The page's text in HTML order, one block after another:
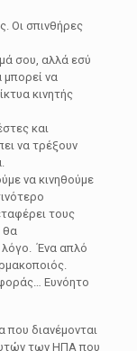
Οι σπινθήρες
σου, αλλά εσύ
να
κινητής
και
να τρέξουν
να κινηθούμε
τους
θα
λόγο. Ένα απλό
Ευνόητο
που διανέμονται
των ΗΠΑ που